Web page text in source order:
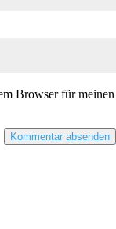
Browser für meinen